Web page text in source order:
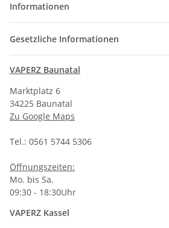
Informationen
Gesetzliche Informationen
VAPERZ Baunatal
Marktplatz 6
34225 Baunatal
Zu Google Maps
Tel.: 0561 5744 5306
Öffnungszeiten:
Mo. bis Sa.
09:30 - 18:30Uhr
VAPERZ Kassel